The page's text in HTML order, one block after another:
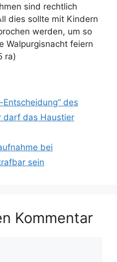
sind rechtlich
dies sollte mit Kindern
werden, um so
Walpurgisnacht feiern
ra)
Entscheidung“ des
darf das Haustier
bei
sein
Kommentar